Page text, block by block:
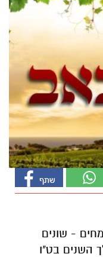
- שונים
השנים בט"ו